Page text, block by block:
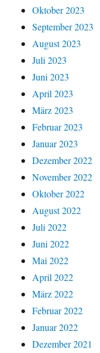
Oktober 2023
September 2023
August 2023
Juli 2023
Juni 2023
April 2023
März 2023
Februar 2023
Januar 2023
Dezember 2022
November 2022
Oktober 2022
August 2022
Juli 2022
Juni 2022
Mai 2022
April 2022
März 2022
Februar 2022
Januar 2022
Dezember 2021